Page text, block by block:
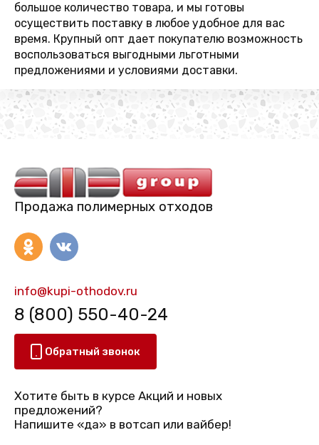
большое количество товара, и мы готовы
осуществить поставку в любое удобное для вас
время. Крупный опт дает покупателю возможность
воспользоваться выгодными льготными
предложениями и условиями доставки.
Продажа полимерных отходов
info@kupi-othodov.ru
8 (800) 550-40-24
Обратный звонок
Хотите быть в курсе Акций и новых
предложений?
Напишите «да» в вотсап или вайбер!